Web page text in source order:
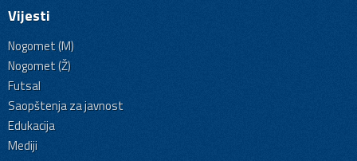
Vijesti
Nogomet (M)
Nogomet (Ž)
Futsal
Saopštenja za javnost
Edukacija
Mediji